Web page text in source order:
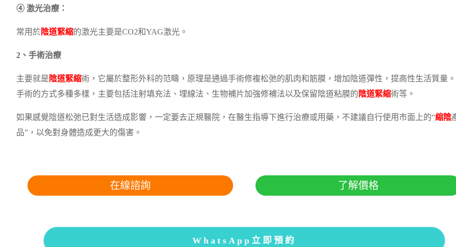
④ 激光治療：
常用於陰道緊縮的激光主要是CO2和YAG激光。
2、手術治療
主要就是 陰道緊縮術，它屬於整形外科的范疇，原理是通過手術修複松弛的肌肉和筋膜，增加陰道彈性，提高性生活質量
手術的方式多種多樣，主要包括注射填充法、埋線法、生物補片加強修補法以及保留陰道粘膜的 陰道緊縮術等。
如果感覺陰道松弛已對生活造成影響，一定要去正規醫院，在醫生指導下進行治療或用藥，不建議自行使用市面上的“縮陰
品”，以免對身體造成更大的傷害。
在線諮詢 了解價格
WhatsApp立即預約